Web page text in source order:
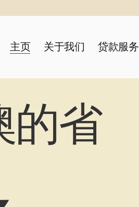
主页 关于我们 贷款服务
的省